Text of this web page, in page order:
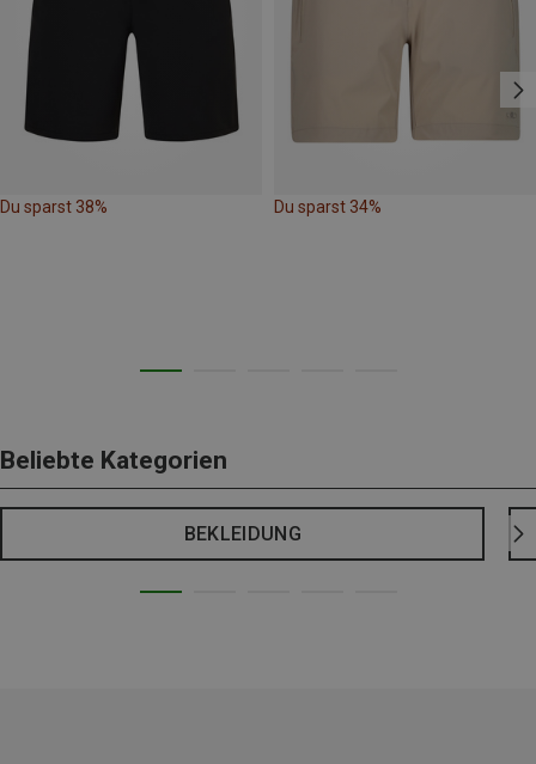
Du sparst 38% Du sparst 34%
Beliebte Kategorien
BEKLEIDUNG